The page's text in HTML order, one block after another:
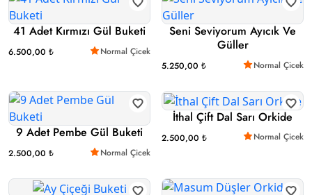
41 Adet Kırmızı Gül Buketi
6.500,00 ₺ Normal Çicek
Seni Seviyorum Ayıcık Ve
Güller
5.250,00 ₺ Normal Çicek
9 Adet Pembe Gül Buketi
2.500,00 ₺ Normal Çicek
İthal Çift Dal Sarı Orkide
2.500,00 ₺ Normal Çicek